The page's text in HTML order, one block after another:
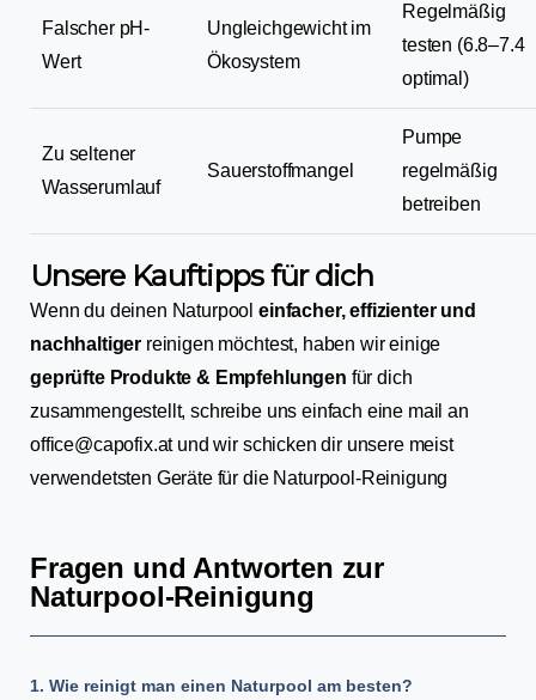
Falscher pH-
Wert
Ungleichgewicht im
Ökosystem
Regelmäßig
testen (6.8–7.4
optimal)
Zu seltener
Wasserumlauf
Sauerstoffmangel
Pumpe
regelmäßig
betreiben
Unsere Kauftipps für dich
Wenn du deinen Naturpool einfacher, effizienter und
nachhaltiger reinigen möchtest, haben wir einige
geprüfte Produkte & Empfehlungen für dich
zusammengestellt, schreibe uns einfach eine mail an
office@capofix.at und wir schicken dir unsere meist
verwendetsten Geräte für die Naturpool-Reinigung
Fragen und Antworten zur
Naturpool-Reinigung
1. Wie reinigt man einen Naturpool am besten?